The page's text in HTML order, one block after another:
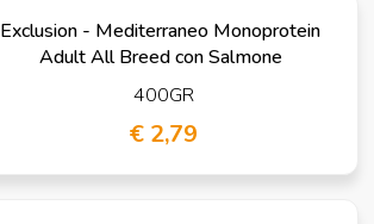
Exclusion - Mediterraneo Monoprotein
Adult All Breed con Salmone
400GR
€ 2,79